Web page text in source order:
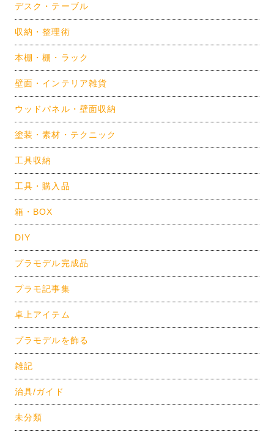
デスク・テーブル
収納・整理術
本棚・棚・ラック
壁面・インテリア雑貨
ウッドパネル・壁面収納
塗装・素材・テクニック
工具収納
工具・購入品
箱・BOX
DIY
プラモデル完成品
プラモ記事集
卓上アイテム
プラモデルを飾る
雑記
治具/ガイド
未分類